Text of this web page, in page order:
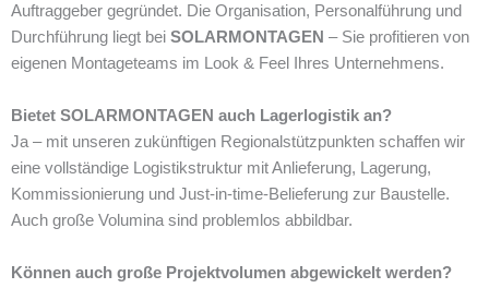
Auftraggeber gegründet. Die Organisation, Personalführung und
Durchführung liegt bei SOLARMONTAGEN – Sie profitieren von
eigenen Montageteams im Look & Feel Ihres Unternehmens.
Bietet SOLARMONTAGEN auch Lagerlogistik an?
Ja – mit unseren zukünftigen Regionalstützpunkten schaffen wir
eine vollständige Logistikstruktur mit Anlieferung, Lagerung,
Kommissionierung und Just-in-time-Belieferung zur Baustelle.
Auch große Volumina sind problemlos abbildbar.
Können auch große Projektvolumen abgewickelt werden?